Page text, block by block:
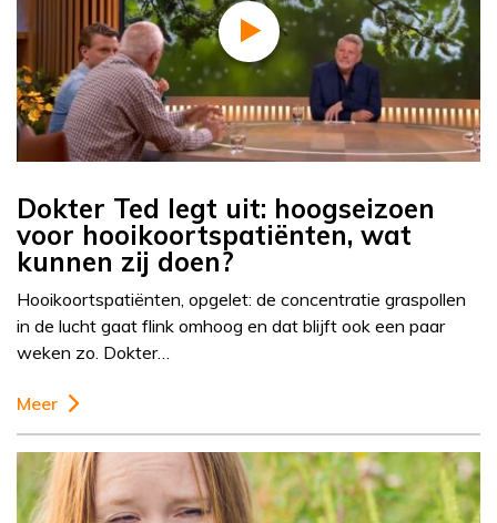
Dokter Ted legt uit: hoogseizoen
voor hooikoortspatiënten, wat
kunnen zij doen?
Hooikoortspatiënten, opgelet: de concentratie graspollen
in de lucht gaat flink omhoog en dat blijft ook een paar
weken zo. Dokter…
Meer